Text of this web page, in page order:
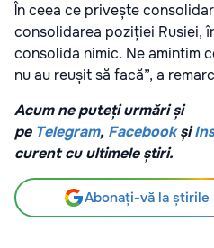
În ceea ce privește
consolidarea poziției Rusiei,
consolida nimic. Ne amintim
nu au reușit să facă”, a
Acum ne puteți urmări și
pe Telegram, Facebook și
curent cu ultimele știri.
Abonați-vă la știrile